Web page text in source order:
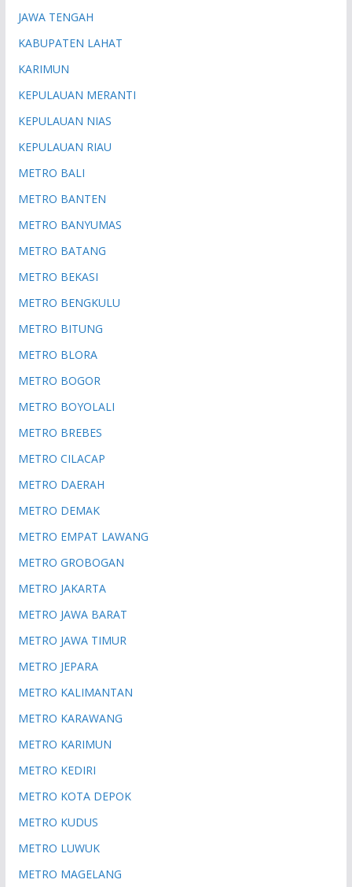
JAWA TENGAH
KABUPATEN LAHAT
KARIMUN
KEPULAUAN MERANTI
KEPULAUAN NIAS
KEPULAUAN RIAU
METRO BALI
METRO BANTEN
METRO BANYUMAS
METRO BATANG
METRO BEKASI
METRO BENGKULU
METRO BITUNG
METRO BLORA
METRO BOGOR
METRO BOYOLALI
METRO BREBES
METRO CILACAP
METRO DAERAH
METRO DEMAK
METRO EMPAT LAWANG
METRO GROBOGAN
METRO JAKARTA
METRO JAWA BARAT
METRO JAWA TIMUR
METRO JEPARA
METRO KALIMANTAN
METRO KARAWANG
METRO KARIMUN
METRO KEDIRI
METRO KOTA DEPOK
METRO KUDUS
METRO LUWUK
METRO MAGELANG